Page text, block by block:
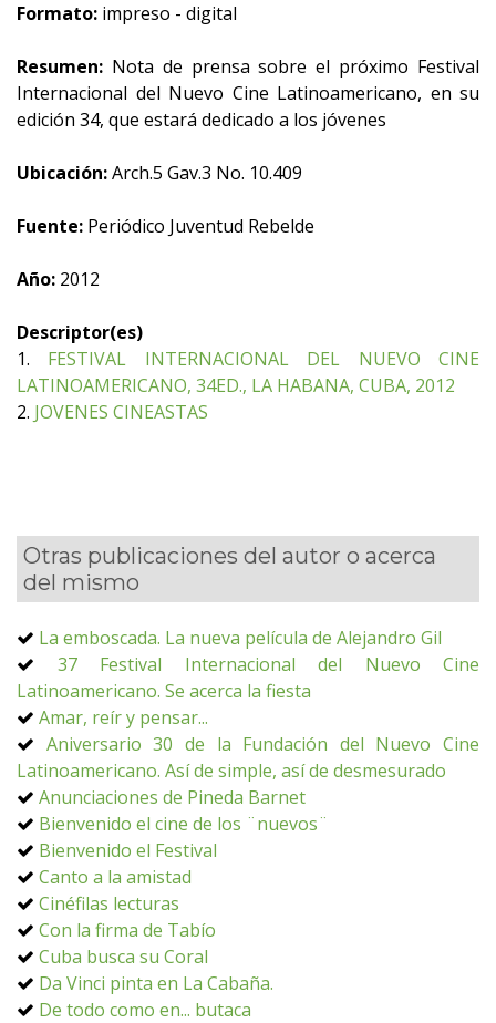
Formato: impreso - digital
Resumen: Nota de prensa sobre el próximo Festival
Internacional del Nuevo Cine Latinoamericano, en su
edición 34, que estará dedicado a los jóvenes
Ubicación:Arch.5 Gav.3 No. 10.409
Fuente: Periódico Juventud Rebelde
Año: 2012
Descriptor(es)
1. FESTIVAL INTERNACIONAL DEL NUEVO CINE
LATINOAMERICANO, 34ED., LA HABANA, CUBA, 2012
2. JOVENES CINEASTAS
Otras publicaciones del autor o acerca
del mismo
La emboscada. La nueva película de Alejandro Gil
37 Festival Internacional del Nuevo Cine
Latinoamericano. Se acerca la fiesta
Amar, reír y pensar...
Aniversario 30 de la Fundación del Nuevo Cine
Latinoamericano. Así de simple, así de desmesurado
Anunciaciones de Pineda Barnet
Bienvenido el cine de los ¨nuevos¨
Bienvenido el Festival
Canto a la amistad
Cinéfilas lecturas
Con la firma de Tabío
Cuba busca su Coral
Da Vinci pinta en La Cabaña.
De todo como en... butaca